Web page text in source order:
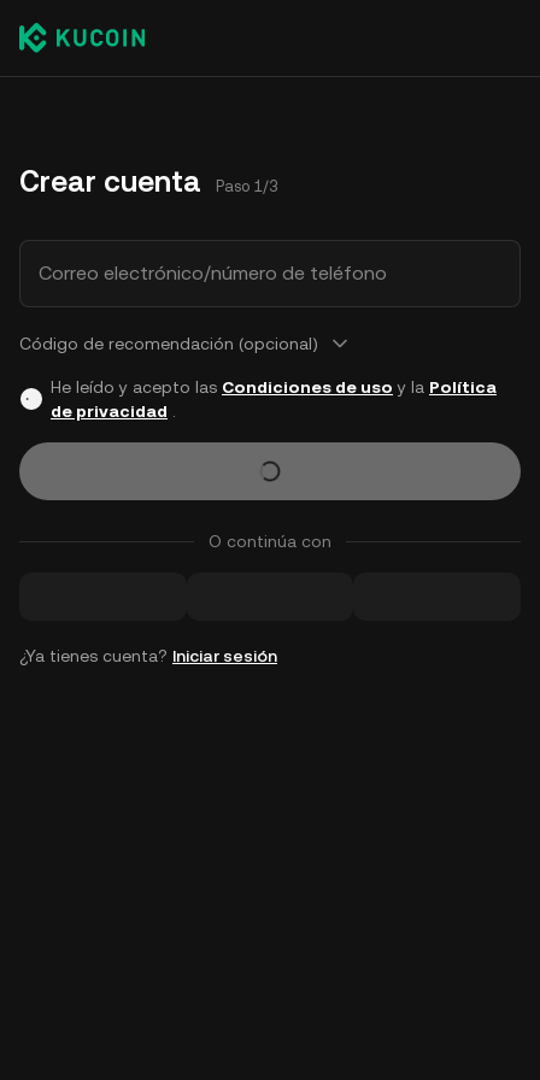
Crear cuenta Paso 1/3
Correo electrónico/número de teléfono
Código de recomendación (opcional)
He leído y acepto las Condiciones de uso y la Política
de privacidad
O continúa con
¿Ya tienes cuenta? Iniciar sesión